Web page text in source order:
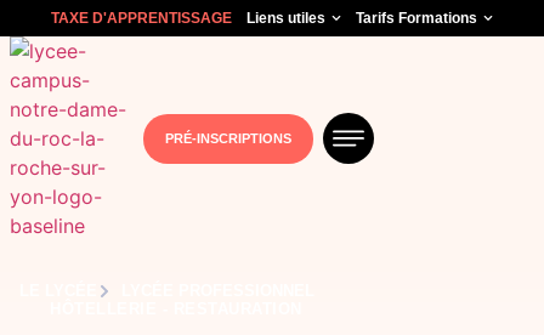
TAXE D'APPRENTISSAGE Liens utiles Tarifs Formations
PRÉ-INSCRIPTIONS